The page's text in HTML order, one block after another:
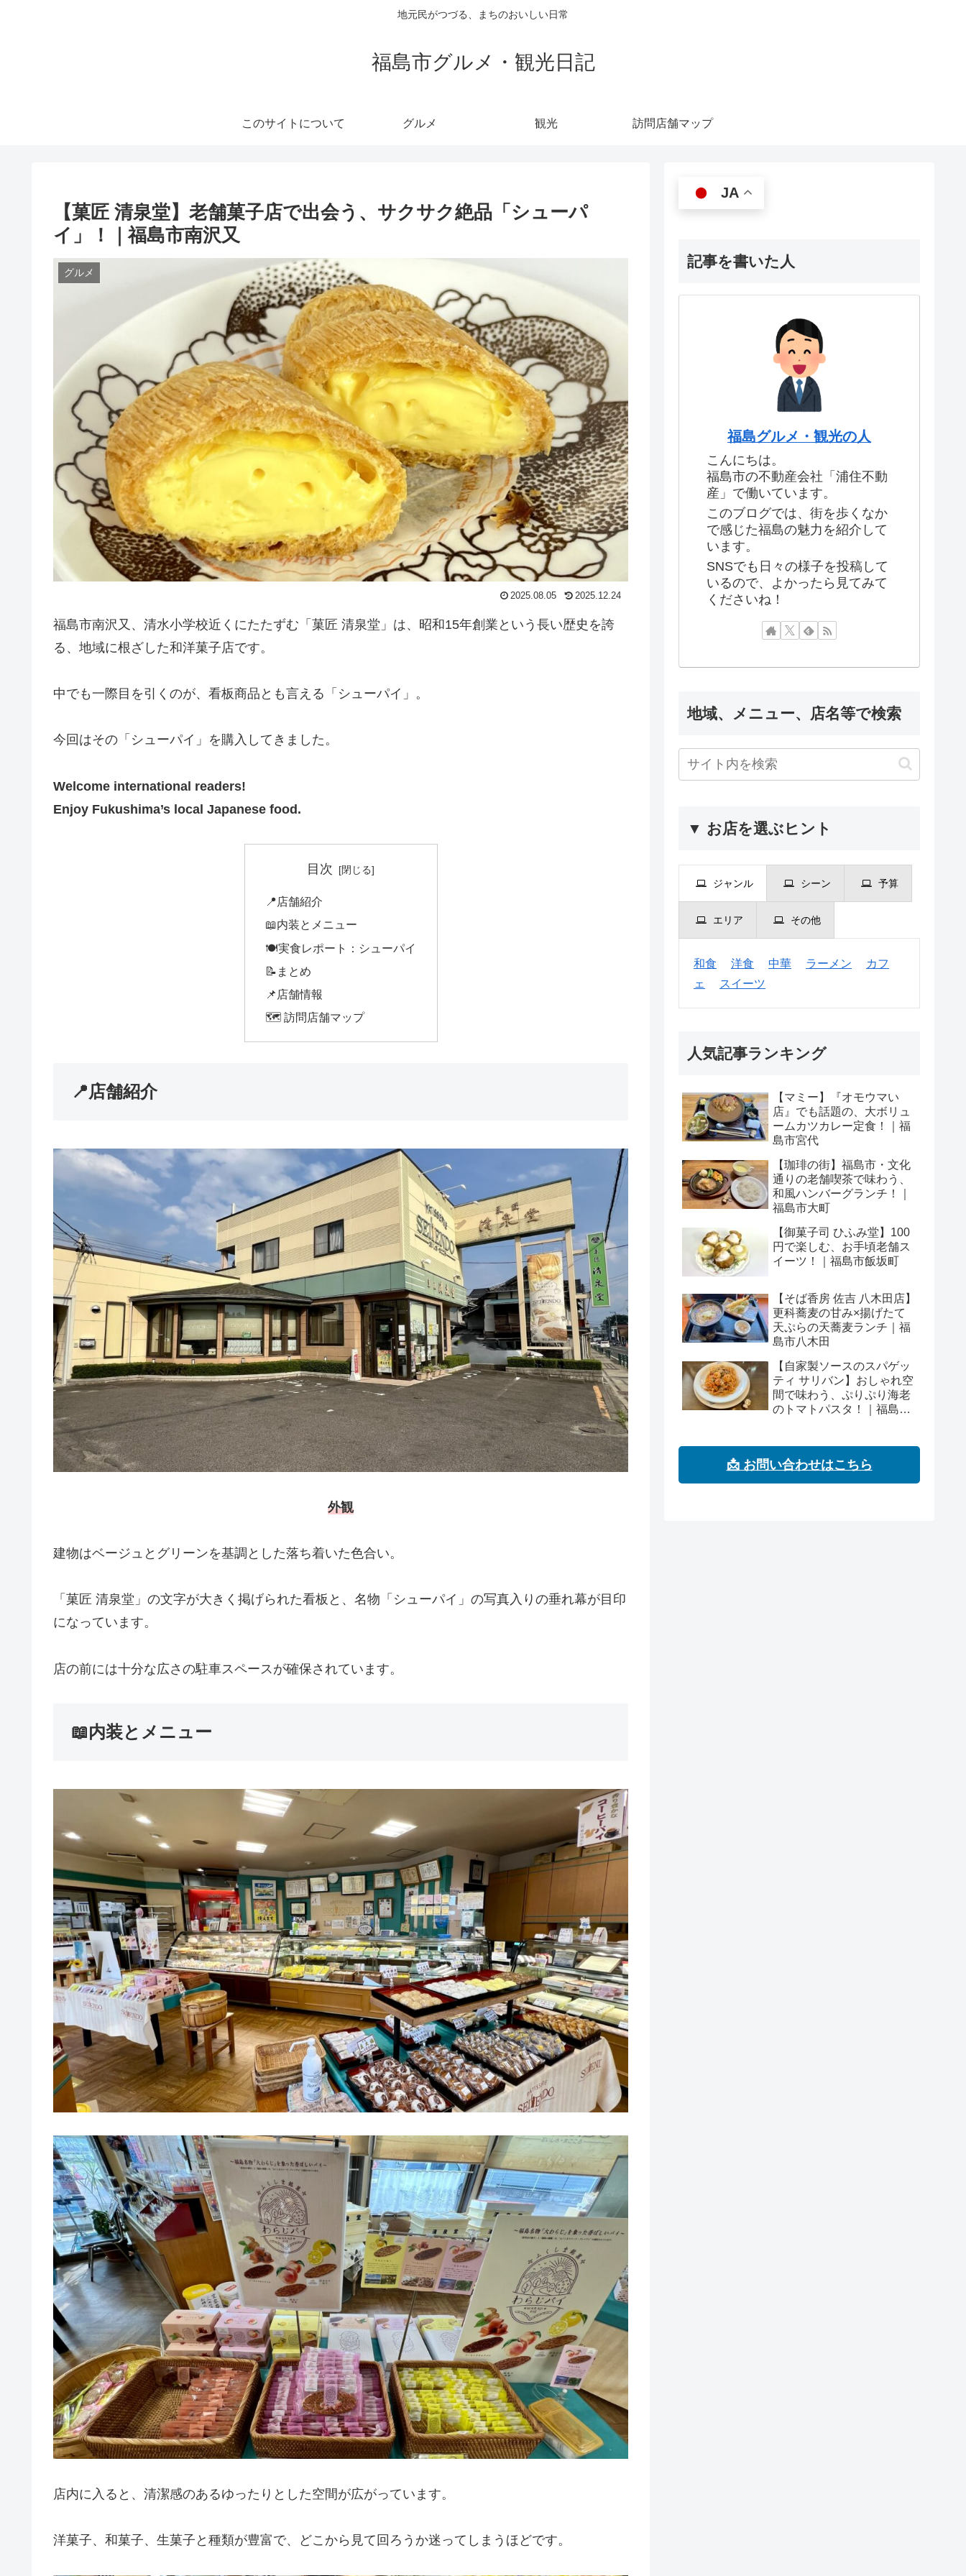
地元民がつづる、まちのおいしい日常
福島市グルメ・観光日記
このサイトについて グルメ 観光 訪問店舗マップ
【菓匠 清泉堂】老舗菓子店で出会う、サクサク絶品「シューパ
イ」！｜福島市南沢又
グルメ
2025.08.05 2025.12.24
福島市南沢又、清水小学校近くにたたずむ「菓匠 清泉堂」は、昭和15年創業という長い歴史を誇
る、地域に根ざした和洋菓子店です。
中でも一際目を引くのが、看板商品とも言える「シューパイ」。
今回はその「シューパイ」を購入してきました。
Welcome international readers!
Enjoy Fukushima’s local Japanese food.
目次
📍店舗紹介
📖内装とメニュー
🍽️実食レポート：シューパイ
📝まとめ
📌店舗情報
🗺️ 訪問店舗マップ
📍店舗紹介
外観
建物はベージュとグリーンを基調とした落ち着いた色合い。
「菓匠 清泉堂」の文字が大きく掲げられた看板と、名物「シューパイ」の写真入りの垂れ幕が目印
になっています。
店の前には十分な広さの駐車スペースが確保されています。
📖内装とメニュー
店内に入ると、清潔感のあるゆったりとした空間が広がっています。
洋菓子、和菓子、生菓子と種類が豊富で、どこから見て回ろうか迷ってしまうほどです。
JA
記事を書いた人
福島グルメ・観光の人
こんにちは。
福島市の不動産会社「浦住不動
産」で働いています。
このブログでは、街を歩くなか
で感じた福島の魅力を紹介して
います。
SNSでも日々の様子を投稿して
いるので、よかったら見てみて
くださいね！
地域、メニュー、店名等で検索
▼ お店を選ぶヒント
ジャンル シーン 予算
エリア その他
和食 洋食 中華 ラーメン
カフ
ェ
スイーツ
人気記事ランキング
【マミー】『オモウマい
店』でも話題の、大ボリュ
ームカツカレー定食！｜福
島市宮代
【珈琲の街】福島市・文化
通りの老舗喫茶で味わう、
和風ハンバーグランチ！｜
福島市大町
【御菓子司 ひふみ堂】100
円で楽しむ、お手頃老舗ス
イーツ！｜福島市飯坂町
【そば香房 佐吉 八木田店】
更科蕎麦の甘み×揚げたて
天ぷらの天蕎麦ランチ｜福
島市八木田
【自家製ソースのスパゲッ
ティ サリバン】おしゃれ空
間で味わう、ぷりぷり海老
のトマトパスタ！｜福島市
📩 お問い合わせはこちら